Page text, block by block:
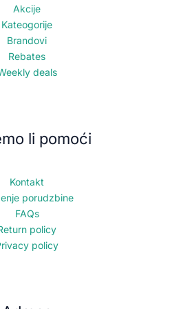
Akcije
Kateogorije
Brandovi
Rebates
deals
li pomoći
Kontakt
porudzbine
FAQs
policy
policy